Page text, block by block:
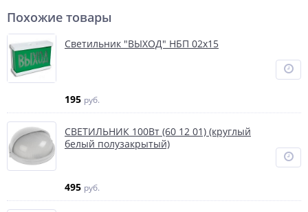
Похожие товары
Светильник "ВЫХОД" НБП 02х15
195 руб.
СВЕТИЛЬНИК 100Вт (60 12 01) (круглый
белый полузакрытый)
495 руб.